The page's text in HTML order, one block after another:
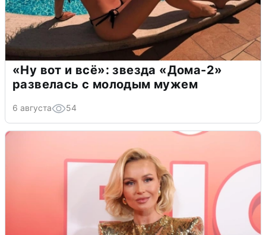
«Ну вот и всё»: звезда «Дома-2»
развелась с молодым мужем
6 августа 54